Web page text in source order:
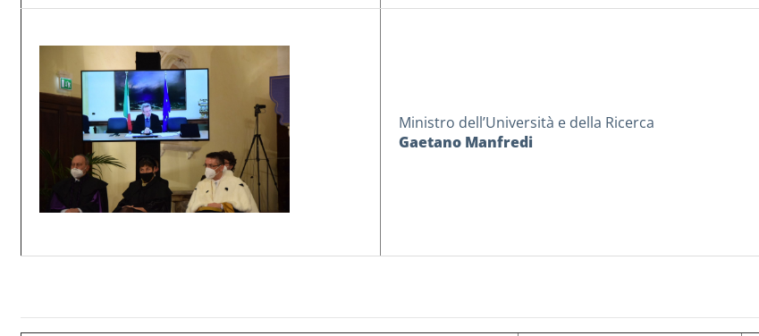
Ministro dell’Università e della Ricerca
Gaetano Manfredi